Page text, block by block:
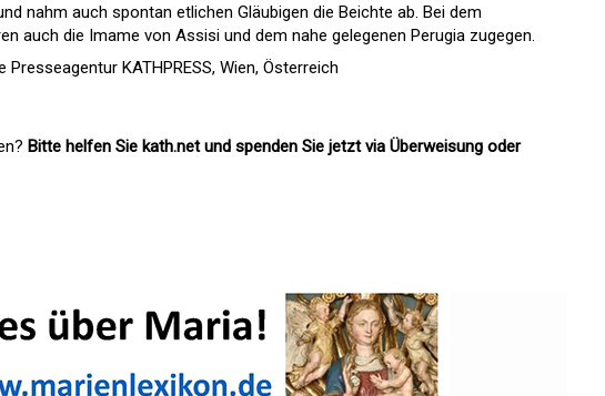
nahm auch spontan etlichen Gläubigen die Beichte ab. Bei dem
auch die Imame von Assisi und dem nahe gelegenen Perugia zugegen.
KATHPRESS, Wien, Österreich
Bitte helfen Sie kath.net und spenden Sie jetzt via Überweisung oder